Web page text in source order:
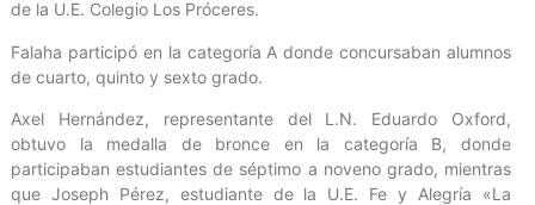
de la U.E. Colegio Los Próceres.
Falaha participó en la categoría A donde concursaban alumnos
de cuarto, quinto y sexto grado.
Axel Hernández, representante del L.N. Eduardo Oxford,
obtuvo la medalla de bronce en la categoría B, donde
participaban estudiantes de séptimo a noveno grado, mientras
que Joseph Pérez, estudiante de la U.E. Fe y Alegría «La